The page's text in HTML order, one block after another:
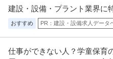
建設・設備・プラント業界に
おすすめ PR：建設・設備求人データ
仕事ができない人？学童保育